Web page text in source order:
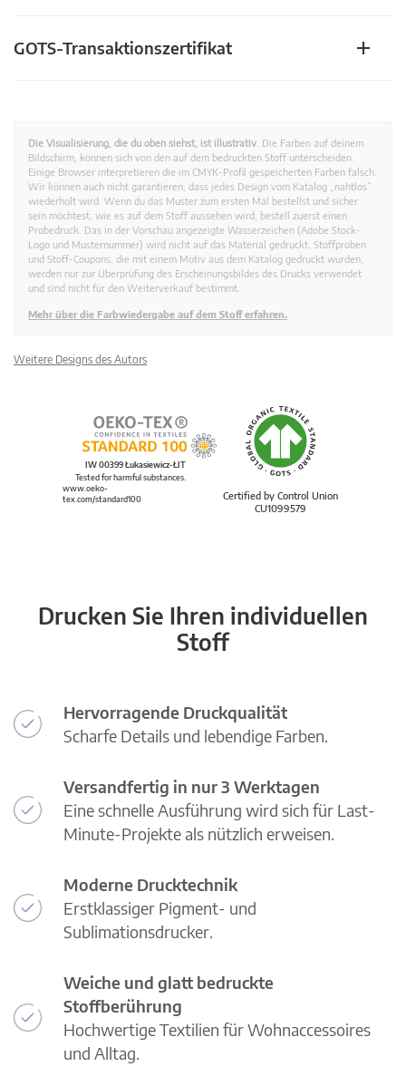
GOTS-Transaktionszertifikat
Die Visualisierung, die du oben siehst, ist illustrativ. Die Farben auf deinem
Bildschirm, können sich von den auf dem bedruckten Stoff unterscheiden.
Einige Browser interpretieren die im CMYK-Profil gespeicherten Farben falsch.
Wir können auch nicht garantieren, dass jedes Design vom Katalog „nahtlos”
wiederholt wird. Wenn du das Muster zum ersten Mal bestellst und sicher
sein möchtest, wie es auf dem Stoff aussehen wird, bestell zuerst einen
Probedruck. Das in der Vorschau angezeigte Wasserzeichen (Adobe Stock-
Logo und Musternummer) wird nicht auf das Material gedruckt. Stoffproben
und Stoff-Coupons, die mit einem Motiv aus dem Katalog gedruckt wurden,
werden nur zur Überprüfung des Erscheinungsbildes des Drucks verwendet
und sind nicht für den Weiterverkauf bestimmt.
Mehr über die Farbwiedergabe auf dem Stoff erfahren.
Weitere Designs des Autors
Certified by Control Union
CU1099579
IW 00399 Łukasiewicz-ŁIT
Tested for harmful substances.
www.oeko-
tex.com/standard100
Drucken Sie Ihren individuellen
Stoff
Hervorragende Druckqualität
Scharfe Details und lebendige Farben.
Versandfertig in nur 3 Werktagen
Eine schnelle Ausführung wird sich für Last-
Minute-Projekte als nützlich erweisen.
Moderne Drucktechnik
Erstklassiger Pigment- und
Sublimationsdrucker.
Weiche und glatt bedruckte
Stoffberührung
Hochwertige Textilien für Wohnaccessoires
und Alltag.